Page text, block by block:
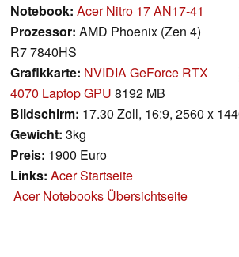
Notebook: Acer Nitro 17 AN17-41
Prozessor: AMD Phoenix (Zen 4)
R7 7840HS
Grafikkarte: NVIDIA GeForce RTX
4070 Laptop GPU 8192 MB
Bildschirm: 17.30 Zoll, 16:9, 2560 x
Gewicht: 3kg
Preis: 1900 Euro
Links: Acer Startseite
Acer Notebooks Übersichtseite